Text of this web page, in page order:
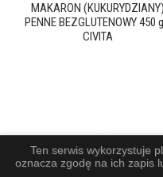
MAKARON (KUKURYDZIANY)
PENNE BEZGLUTENOWY 450
CIVITA
Ten serwis wykorzystuje
oznacza zgodę na ich zapis